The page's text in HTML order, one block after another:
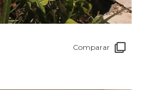
Comparar